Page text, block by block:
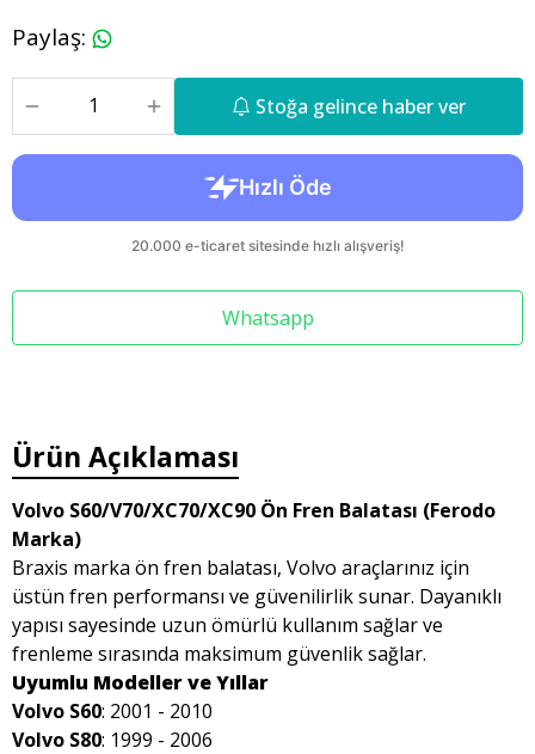
Paylaş:
Stoğa gelince haber ver
Whatsapp
Ürün Açıklaması
Volvo S60/V70/XC70/XC90 Ön Fren Balatası (Ferodo
Marka)
Braxis marka ön fren balatası, Volvo araçlarınız için
üstün fren performansı ve güvenilirlik sunar. Dayanıklı
yapısı sayesinde uzun ömürlü kullanım sağlar ve
frenleme sırasında maksimum güvenlik sağlar.
Uyumlu Modeller ve Yıllar
Volvo S60: 2001 - 2010
Volvo S80: 1999 - 2006